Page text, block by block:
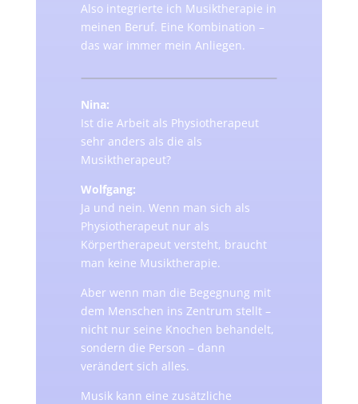
Also integrierte ich Musiktherapie in
meinen Beruf. Eine Kombination –
das war immer mein Anliegen.
Nina:
Ist die Arbeit als Physiotherapeut
sehr anders als die als
Musiktherapeut?
Wolfgang:
Ja und nein. Wenn man sich als
Physiotherapeut nur als
Körpertherapeut versteht, braucht
man keine Musiktherapie.
Aber wenn man die Begegnung mit
dem Menschen ins Zentrum stellt –
nicht nur seine Knochen behandelt,
sondern die Person – dann
verändert sich alles.
Musik kann eine zusätzliche